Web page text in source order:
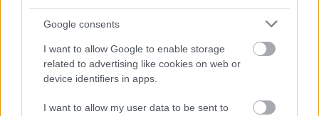
Google consents
I want to allow Google to enable storage
related to advertising like cookies on web or
device identifiers in apps.
I want to allow my user data to be sent to
Vagy magyar energiafüggetlenség,
vagy Paks II: a kettő együtt nem
megy